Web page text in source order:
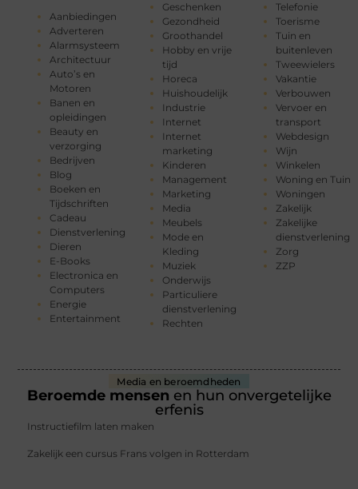
Aanbiedingen
Adverteren
Alarmsysteem
Architectuur
Auto’s en
Motoren
Banen en
opleidingen
Beauty en
verzorging
Bedrijven
Blog
Boeken en
Tijdschriften
Cadeau
Dienstverlening
Dieren
E-Books
Electronica en
Computers
Energie
Entertainment
Geschenken
Gezondheid
Groothandel
Hobby en vrije
tijd
Horeca
Huishoudelijk
Industrie
Internet
Internet
marketing
Kinderen
Management
Marketing
Media
Meubels
Mode en
Kleding
Muziek
Onderwijs
Particuliere
dienstverlening
Rechten
Telefonie
Toerisme
Tuin en
buitenleven
Tweewielers
Vakantie
Verbouwen
Vervoer en
transport
Webdesign
Wijn
Winkelen
Woning en Tuin
Woningen
Zakelijk
Zakelijke
dienstverlening
Zorg
ZZP
Media en beroemdheden
Beroemde mensen en hun onvergetelijke
erfenis
Instructiefilm laten maken
Zakelijk een cursus Frans volgen in Rotterdam